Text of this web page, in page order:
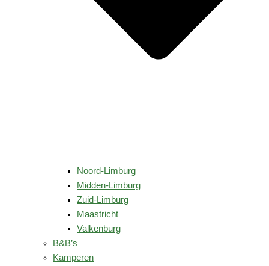
Noord-Limburg
Midden-Limburg
Zuid-Limburg
Maastricht
Valkenburg
B&B’s
Kamperen